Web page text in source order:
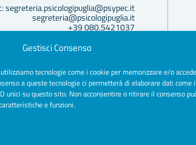
Gestisci Consenso
tecnologie come i cookie per memorizzare e/o
a queste tecnologie ci permetterà di elaborare dati come il
unici su questo sito. Non acconsentire o ritirare il consenso
e funzioni.
segreteria.psicologipuglia@psypec.it
segreteria@psicologipuglia.it
+39 080.5421037
Psicologhe e Psicologi Puglia